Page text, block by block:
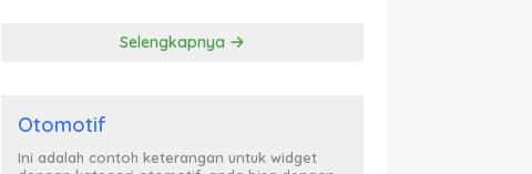
Selengkapnya
Otomotif
Ini adalah contoh keterangan untuk widget